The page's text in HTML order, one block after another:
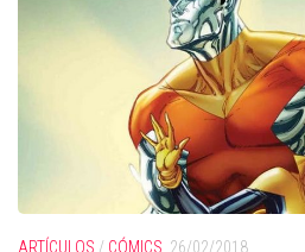
ARTÍCULOS / CÓMICS 26/02/2018